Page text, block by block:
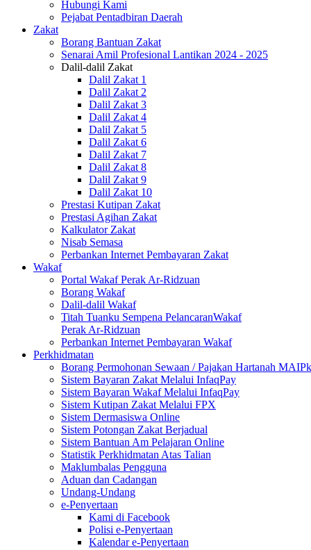
Hubungi Kami
Pejabat Pentadbiran Daerah
Zakat
Borang Bantuan Zakat
Senarai Amil Profesional Lantikan 2024 - 2025
Dalil-dalil Zakat
Dalil Zakat 1
Dalil Zakat 2
Dalil Zakat 3
Dalil Zakat 4
Dalil Zakat 5
Dalil Zakat 6
Dalil Zakat 7
Dalil Zakat 8
Dalil Zakat 9
Dalil Zakat 10
Prestasi Kutipan Zakat
Prestasi Agihan Zakat
Kalkulator Zakat
Nisab Semasa
Perbankan Internet Pembayaran Zakat
Wakaf
Portal Wakaf Perak Ar-Ridzuan
Borang Wakaf
Dalil-dalil Wakaf
Titah Tuanku Sempena PelancaranWakaf
Perak Ar-Ridzuan
Perbankan Internet Pembayaran Wakaf
Perkhidmatan
Borang Permohonan Sewaan / Pajakan Hartanah MAIPk
Sistem Bayaran Zakat Melalui InfaqPay
Sistem Bayaran Wakaf Melalui InfaqPay
Sistem Kutipan Zakat Melalui FPX
Sistem Dermasiswa Online
Sistem Potongan Zakat Berjadual
Sistem Bantuan Am Pelajaran Online
Statistik Perkhidmatan Atas Talian
Maklumbalas Pengguna
Aduan dan Cadangan
Undang-Undang
e-Penyertaan
Kami di Facebook
Polisi e-Penyertaan
Kalendar e-Penyertaan